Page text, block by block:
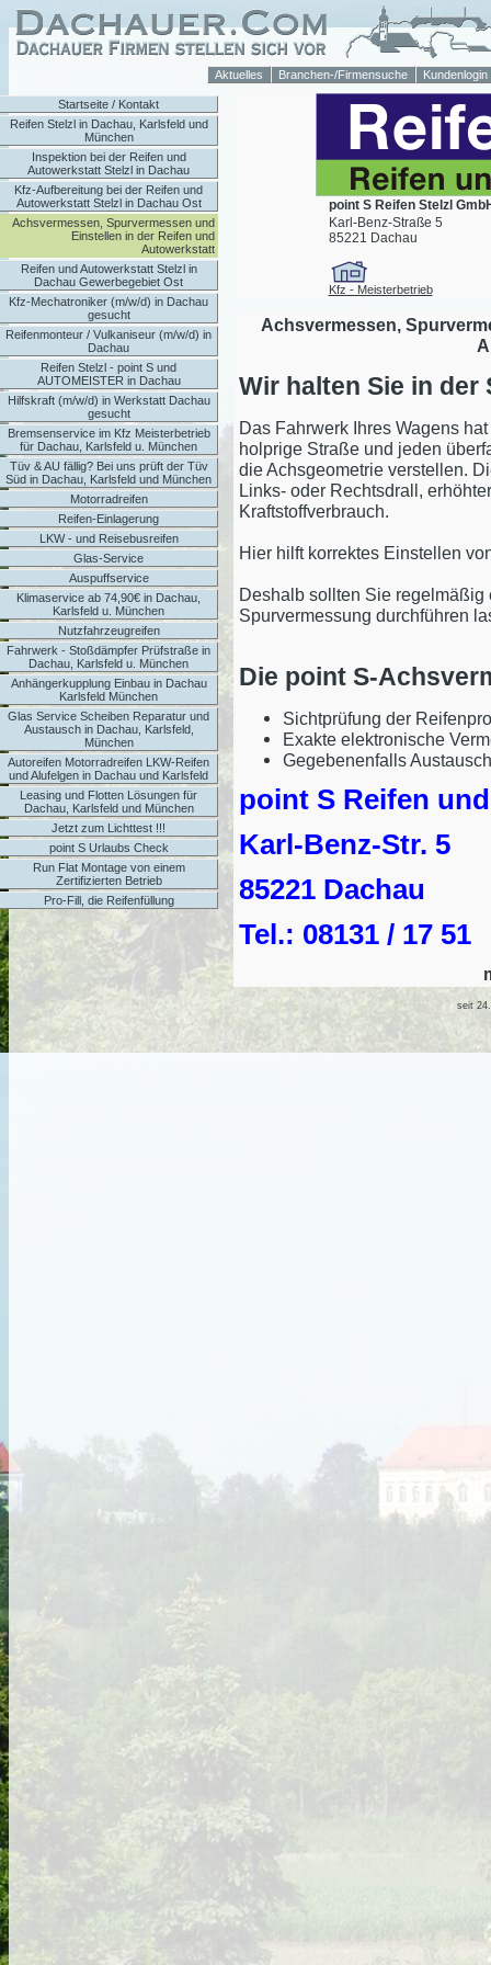
Aktuelles Branchen-/Firmensuche Kundenlogin
Startseite / Kontakt
Reifen Stelzl in Dachau, Karlsfeld und
München
Inspektion bei der Reifen und
Autowerkstatt Stelzl in Dachau
Kfz-Aufbereitung bei der Reifen und
Autowerkstatt Stelzl in Dachau Ost
Achsvermessen, Spurvermessen und
Einstellen in der Reifen und
Autowerkstatt
Reifen und Autowerkstatt Stelzl in
Dachau Gewerbegebiet Ost
Kfz-Mechatroniker (m/w/d) in Dachau
gesucht
Reifenmonteur / Vulkaniseur (m/w/d) in
Dachau
Reifen Stelzl - point S und
AUTOMEISTER in Dachau
Hilfskraft (m/w/d) in Werkstatt Dachau
gesucht
Bremsenservice im Kfz Meisterbetrieb
für Dachau, Karlsfeld u. München
Tüv & AU fällig? Bei uns prüft der Tüv
Süd in Dachau, Karlsfeld und München
Motorradreifen
Reifen-Einlagerung
LKW - und Reisebusreifen
Glas-Service
Auspuffservice
Klimaservice ab 74,90€ in Dachau,
Karlsfeld u. München
Nutzfahrzeugreifen
Fahrwerk - Stoßdämpfer Prüfstraße in
Dachau, Karlsfeld u. München
Anhängerkupplung Einbau in Dachau
Karlsfeld München
Glas Service Scheiben Reparatur und
Austausch in Dachau, Karlsfeld,
München
Autoreifen Motorradreifen LKW-Reifen
und Alufelgen in Dachau und Karlsfeld
Leasing und Flotten Lösungen für
Dachau, Karlsfeld und München
Jetzt zum Lichttest !!!
point S Urlaubs Check
Run Flat Montage von einem
Zertifizierten Betrieb
Pro-Fill, die Reifenfüllung
point S Reifen Stelzl
Karl-Benz-Straße 5
85221 Dachau
Kfz - Meisterbetrieb
Achsvermessen,
Wir halten Sie in der
Das Fahrwerk Ihres Wagens
holprige Straße und jeden
die Achsgeometrie verstellen.
Links- oder Rechtsdrall,
Kraftstoffverbrauch.
Hier hilft korrektes Einstellen
Deshalb sollten Sie regelmäßig
Spurvermessung durchführen
Die point S-
Sichtprüfung der
Exakte elektronische
Gegebenenfalls
point S Reifen
Karl-Benz-Str. 5
85221 Dachau
Tel.: 08131 / 17 51
seit